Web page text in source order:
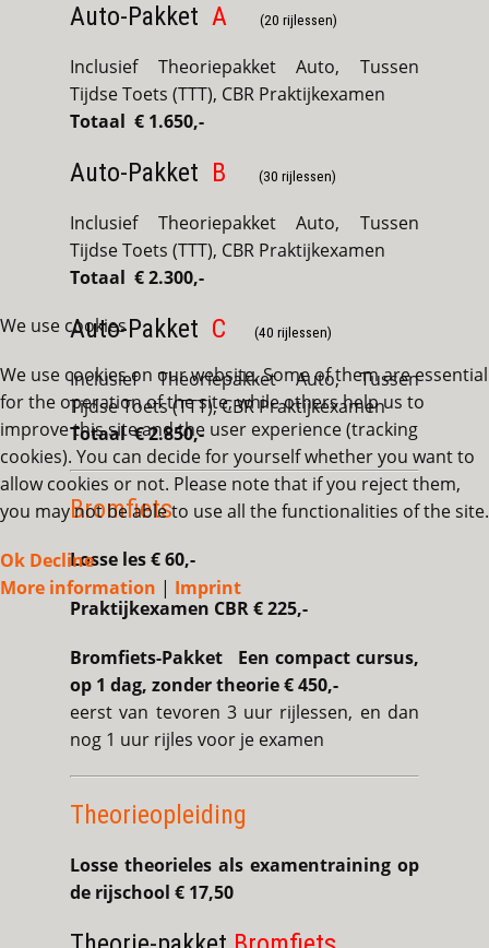
Auto-Pakket A (20 rijlessen)
Inclusief Theoriepakket Auto, Tussen
Tijdse Toets (TTT), CBR Praktijkexamen
Totaal € 1.650,-
Auto-Pakket B (30 rijlessen)
Inclusief Theoriepakket Auto, Tussen
Tijdse Toets (TTT), CBR Praktijkexamen
Totaal € 2.300,-
Auto-Pakket C (40 rijlessen)
Inclusief Theoriepakket Auto, Tussen
Tijdse Toets (TTT), CBR Praktijkexamen
Totaal € 2.850,-
Bromfiets
Losse les € 60,-
Praktijkexamen CBR € 225,-
Bromfiets-Pakket Een compact cursus,
op 1 dag, zonder theorie€ 450,-
eerst van tevoren 3 uur rijlessen, en dan
nog 1 uur rijles voor je examen
Theorieopleiding
Losse theorieles als examentraining op
de rijschool € 17,50
We use cookies
We use cookies on our website. Some of them are essential
for the operation of the site, while others help us to
improve this site and the user experience (tracking
cookies). You can decide for yourself whether you want to
allow cookies or not. Please note that if you reject them,
you may not be able to use all the functionalities of the site.
Ok Decline
More information | Imprint